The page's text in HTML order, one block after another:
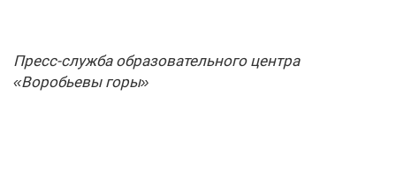
Пресс-служба образовательного центра
«Воробьевы горы»